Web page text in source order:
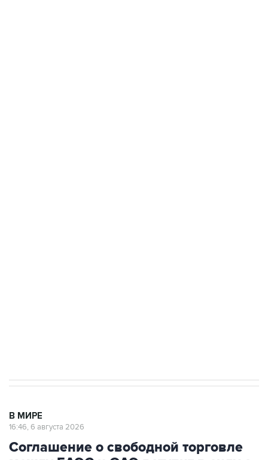
В МИРЕ
16:46, 6 августа 2026
Соглашение о свободной торговле